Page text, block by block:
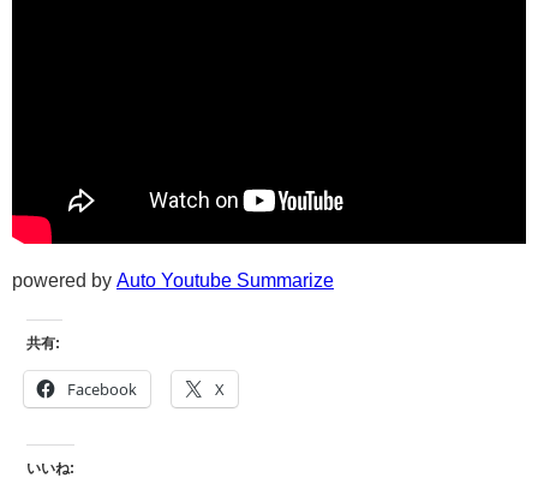
powered by Auto Youtube Summarize
共有:
Facebook X
いいね: